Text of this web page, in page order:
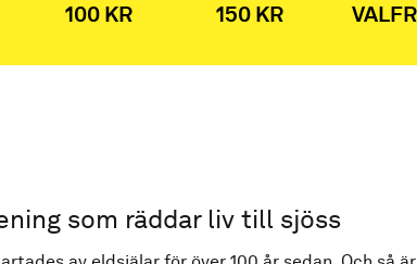
100 KR 150 KR
som räddar liv till sjöss